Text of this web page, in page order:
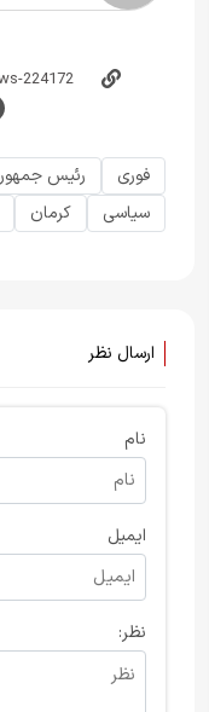
فوری رئیس جمهور
سیاسی
کرمان
ارسال نظر
نام
ایمیل
نظر: